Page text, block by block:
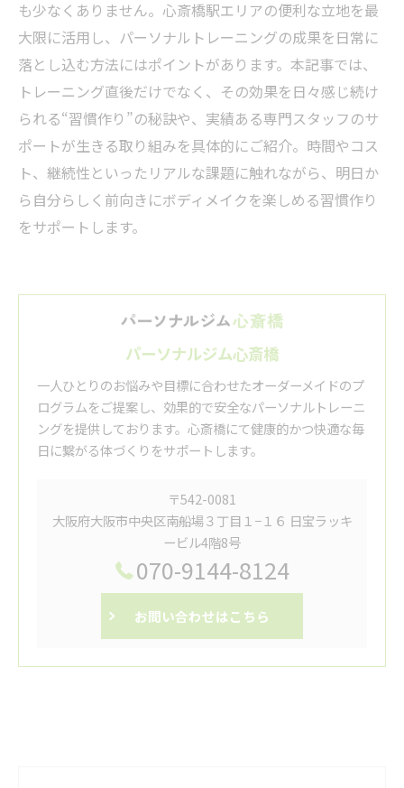
も少なくありません。心斎橋駅エリアの便利な立地を最
大限に活用し、パーソナルトレーニングの成果を日常に
落とし込む方法にはポイントがあります。本記事では、
トレーニング直後だけでなく、その効果を日々感じ続け
られる“習慣作り”の秘訣や、実績ある専門スタッフのサ
ポートが生きる取り組みを具体的にご紹介。時間やコス
ト、継続性といったリアルな課題に触れながら、明日か
ら自分らしく前向きにボディメイクを楽しめる習慣作り
をサポートします。
パーソナルジム心斎橋
一人ひとりのお悩みや目標に合わせたオーダーメイドのプ
ログラムをご提案し、効果的で安全なパーソナルトレーニ
ングを提供しております。心斎橋にて健康的かつ快適な毎
日に繋がる体づくりをサポートします。
〒542-0081
大阪府大阪市中央区南船場３丁目１−１６ 日宝ラッキ
ービル4階8号
070-9144-8124
お問い合わせはこちら